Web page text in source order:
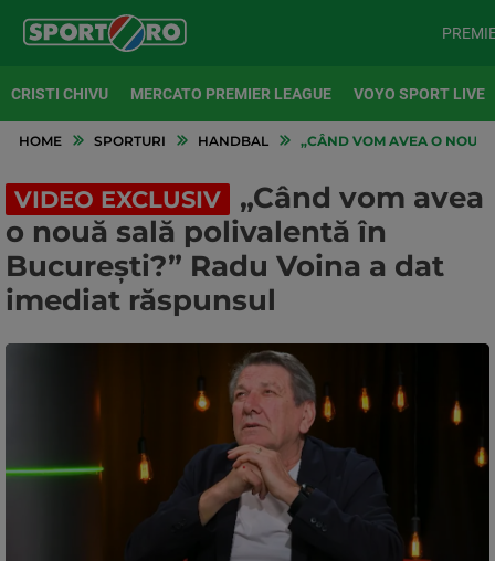
CRISTI CHIVU MERCATO PREMIER LEAGUE VOYO SPORT LIVE
HOME SPORTURI HANDBAL „CÂND VOM AVEA O NOUĂ
VIDEO EXCLUSIV
„Când vom avea
o nouă sală polivalentă în
București?” Radu Voina a dat
imediat răspunsul